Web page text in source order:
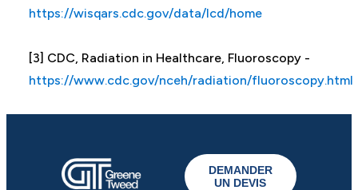
https://wisqars.cdc.gov/data/lcd/home
[3] CDC, Radiation in Healthcare, Fluoroscopy -
https://www.cdc.gov/nceh/radiation/fluoroscopy.html
DEMANDER
UN DEVIS